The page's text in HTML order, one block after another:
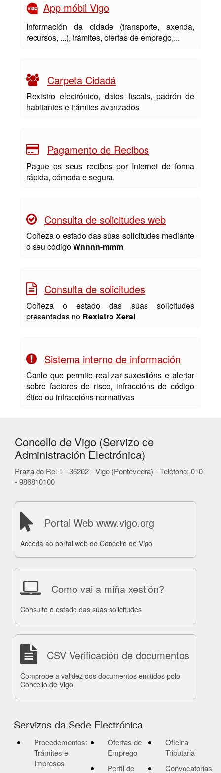
App móbil Vigo
Información da cidade (transporte, axenda,
recursos, ...), trámites, ofertas de emprego,...
Carpeta Cidadá
Rexistro electrónico, datos fiscais, padrón de
habitantes e trámites avanzados
Pagamento de Recibos
Pague os seus recibos por Internet de forma
rápida, cómoda e segura.
Consulta de solicitudes web
Coñeza o estado das súas solicitudes mediante
o seu códigoWnnnn-mmm
Consulta de solicitudes
Coñeza o estado das súas solicitudes
presentadas no Rexistro Xeral
Sistema interno de información
Canle que permite realizar suxestións e alertar
sobre factores de risco, infraccións do código
ético ou infraccións normativas
Concello de Vigo (Servizo de
Administración Electrónica)
Praza do Rei 1 - 36202 - Vigo (Pontevedra) - Teléfono: 010
- 986810100
Portal Web www.vigo.org
Acceda ao portal web do Concello de Vigo
Como vai a miña xestión?
Consulte o estado das súas solicitudes
CSV Verificación de documentos
Comprobe a validez dos documentos emitidos polo
Concello de Vigo.
Servizos da Sede Electrónica
Procedementos:
Trámites e
Impresos
Ofertas de
Emprego
Perfil de
Oficina
Tributaria
Convocatorias